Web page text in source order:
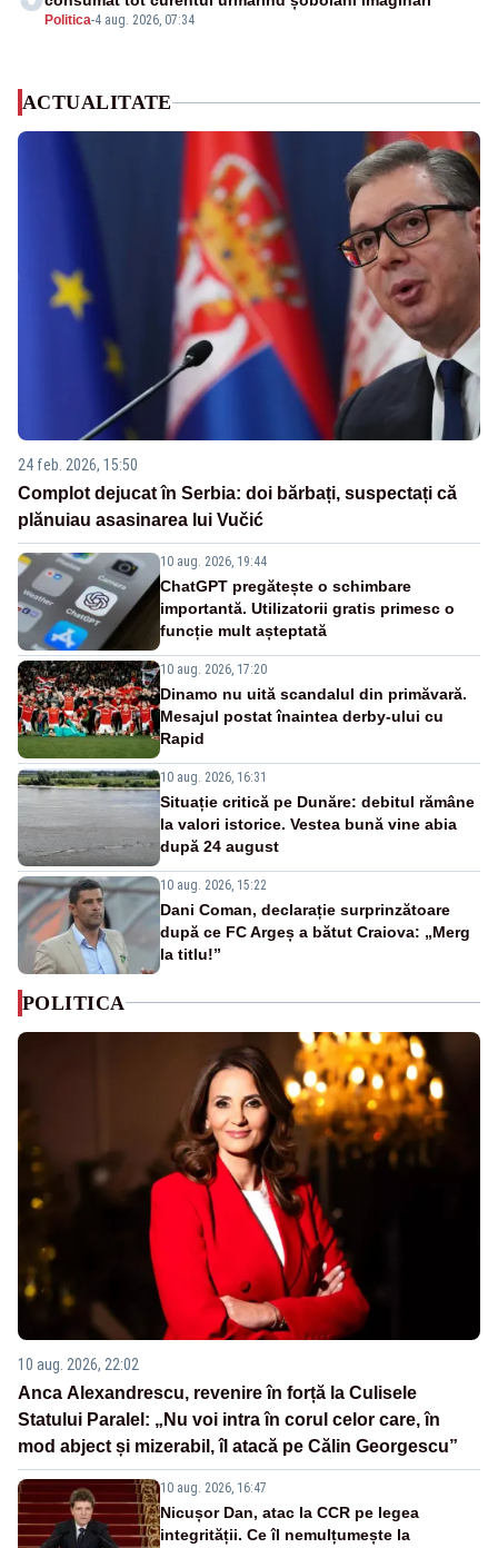
Politica-4 aug. 2026, 07:34
ACTUALITATE
24 feb. 2026, 15:50
Complot dejucat în Serbia: doi bărbați, suspectați că
plănuiau asasinarea lui Vučić
10 aug. 2026, 19:44
ChatGPT pregătește o schimbare
importantă. Utilizatorii gratis primesc o
funcție mult așteptată
10 aug. 2026, 17:20
Dinamo nu uită scandalul din primăvară.
Mesajul postat înaintea derby-ului cu
Rapid
10 aug. 2026, 16:31
Situație critică pe Dunăre: debitul rămâne
la valori istorice. Vestea bună vine abia
după 24 august
10 aug. 2026, 15:22
Dani Coman, declarație surprinzătoare
după ce FC Argeș a bătut Craiova: „Merg
la titlu!”
POLITICA
10 aug. 2026, 22:02
Anca Alexandrescu, revenire în forță la Culisele
Statului Paralel: „Nu voi intra în corul celor care, în
mod abject și mizerabil, îl atacă pe Călin Georgescu”
10 aug. 2026, 16:47
Nicușor Dan, atac la CCR pe legea
integrității. Ce îl nemulțumește la